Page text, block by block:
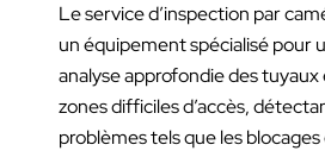
Le service d’inspection par
un équipement spécialisé pour
analyse approfondie des tuyaux
zones difficiles d’accès,
problèmes tels que les blocages